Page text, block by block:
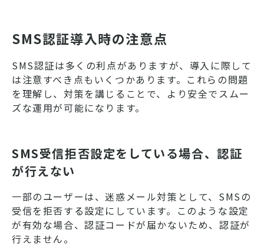
SMS認証導入時の注意点
SMS認証は多くの利点がありますが、導入に際して
は注意すべき点もいくつかあります。これらの問題
を理解し、対策を講じることで、より安全でスムー
ズな運用が可能になります。
SMS受信拒否設定をしている場合、認証
が行えない
一部のユーザーは、迷惑メール対策として、SMSの
受信を拒否する設定にしています。このような設定
が有効な場合、認証コードが届かないため、認証が
行えません。